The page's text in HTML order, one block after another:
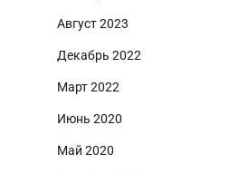
Август 2023
Декабрь 2022
Март 2022
Июнь 2020
Май 2020